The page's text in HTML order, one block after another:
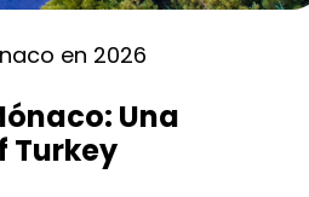
en 2026
Una
Turkey